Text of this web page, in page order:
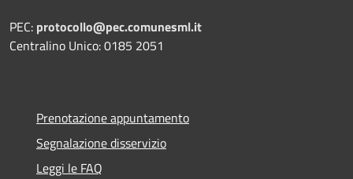
PEC: protocollo@pec.comunesml.it
Centralino Unico: 0185 2051
Prenotazione appuntamento
Segnalazione disservizio
Leggi le FAQ